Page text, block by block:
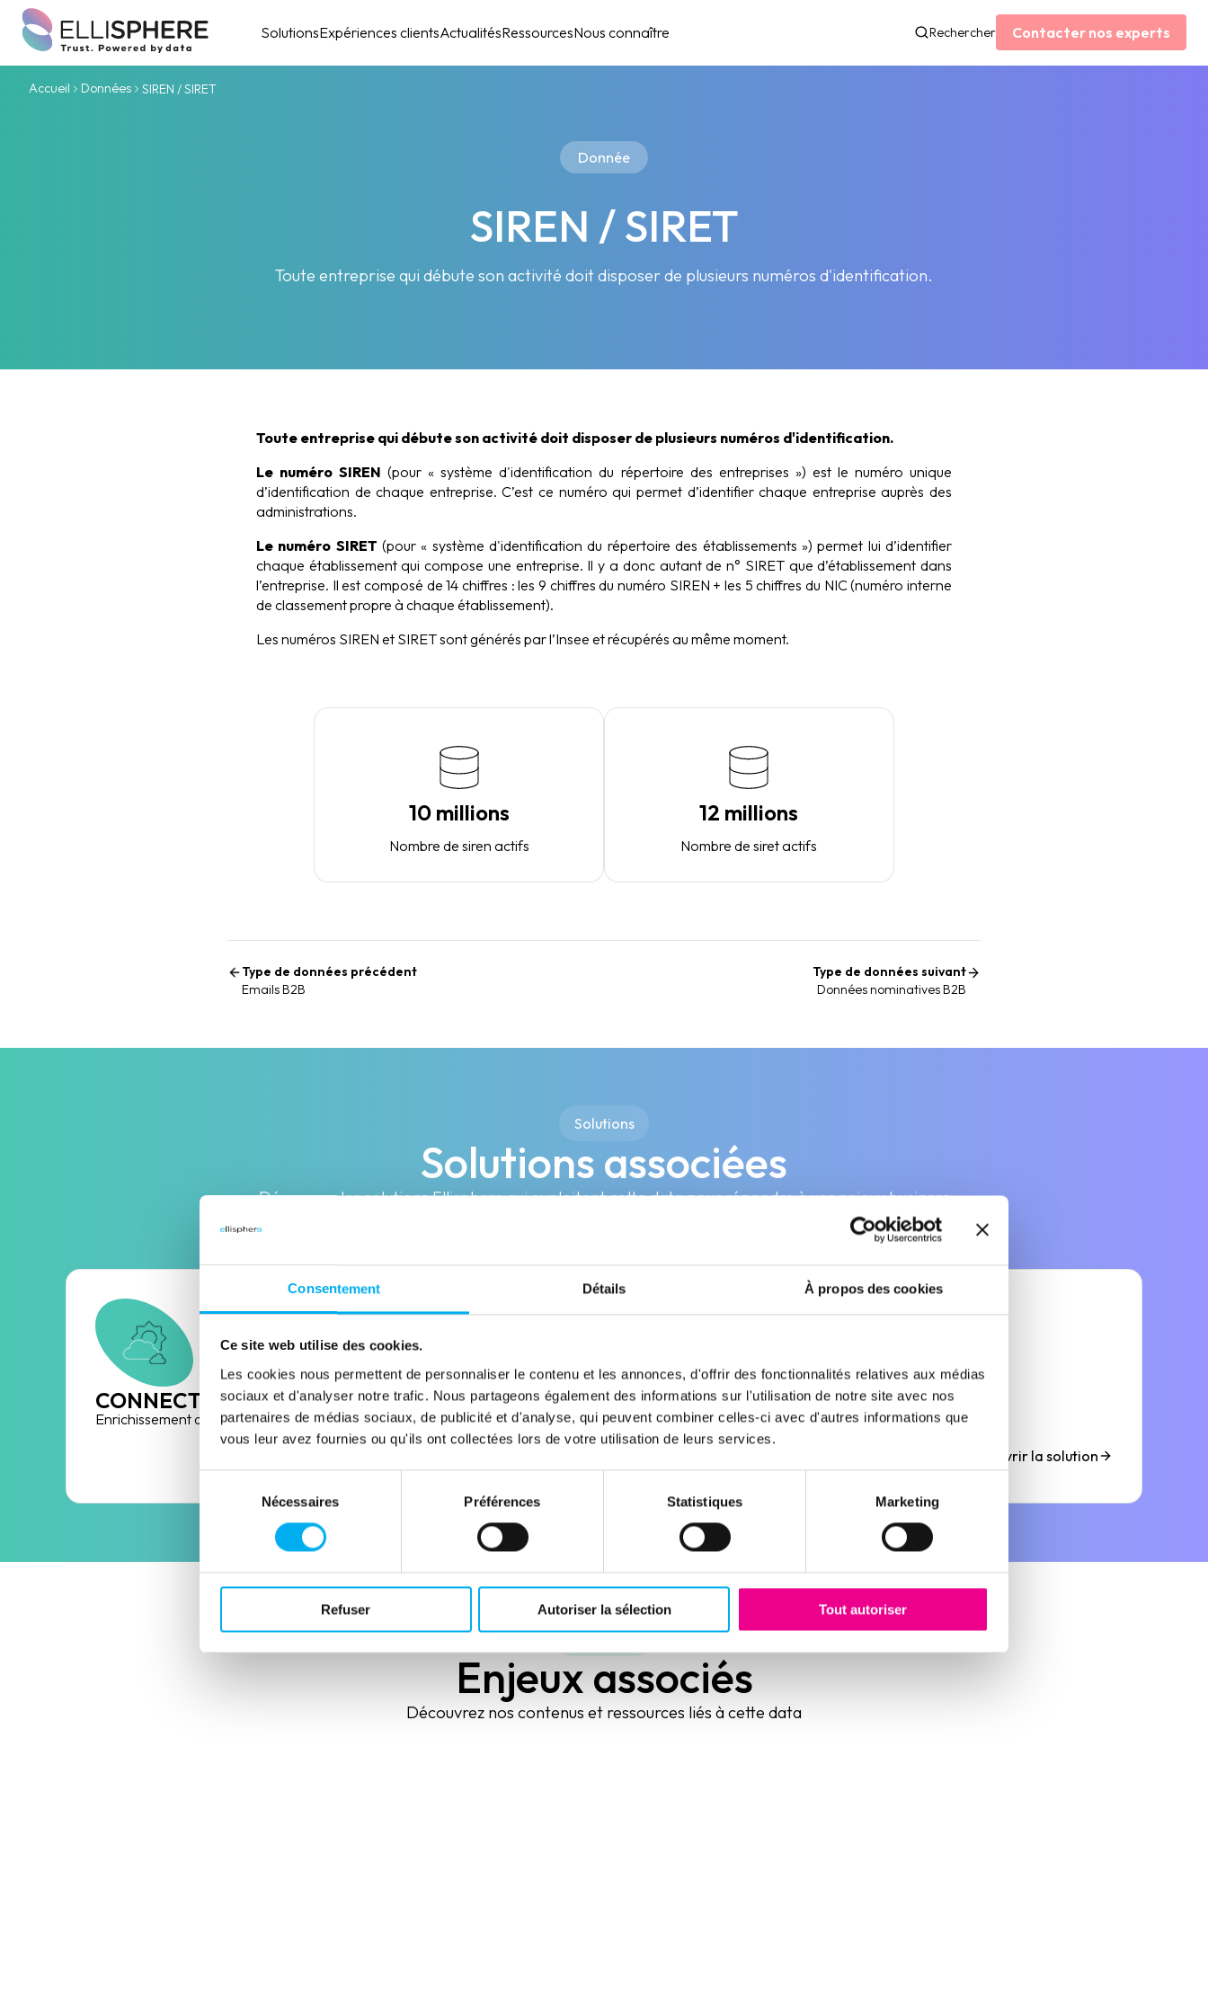
Consentement Détails À propos des cookies
Ce site web utilise des cookies.
Les cookies nous permettent de personnaliser le contenu et les annonces, d'offrir des fonctionnalités relatives aux médias
sociaux et d'analyser notre trafic. Nous partageons également des informations sur l'utilisation de notre site avec nos
partenaires de médias sociaux, de publicité et d'analyse, qui peuvent combiner celles-ci avec d'autres informations que
vous leur avez fournies ou qu'ils ont collectées lors de votre utilisation de leurs services.
du
consentement
Nécessaires Préférences Statistiques Marketing
Refuser Autoriser la sélection Tout autoriser
SolutionsExpériences clientsActualitésRessourcesNous connaître Rechercher Contacter nos experts
Accueil Données SIREN / SIRET
Donnée
SIREN / SIRET
Toute entreprise qui débute son activité doit disposer de plusieurs numéros d'identification.
Toute entreprise qui débute son activité doit disposer de plusieurs numéros d'identification.
Le numéro SIREN (pour « système d'identification du répertoire des entreprises ») est le numéro unique
d’identification de chaque entreprise. C’est ce numéro qui permet d’identifier chaque entreprise auprès des
administrations.
Le numéro SIRET (pour « système d'identification du répertoire des établissements ») permet lui d’identifier
chaque établissement qui compose une entreprise. Il y a donc autant de n° SIRET que d’établissement dans
l’entreprise. Il est composé de 14 chiffres : les 9 chiffres du numéro SIREN + les 5 chiffres du NIC (numéro interne
de classement propre à chaque établissement).
Les numéros SIREN et SIRET sont générés par l’Insee et récupérés au même moment.
10 millions
Nombre de siren actifs
12 millions
Nombre de siret actifs
Type de données précédent
Emails B2B
Type de données suivant
Données nominatives B2B
Solutions
Solutions associées
Découvrez les solutions Ellisphere qui exploitent cette data pour répondre à vos enjeux business
CONNECT
Enrichissement des données HubSpot
QUALIFY
Nettoyer et enrichir vos données
TARGET
Générateur de leads B2B
Découvrir la solution
Pourquoi ?
Enjeux associés
Découvrez nos contenus et ressources liés à cette data